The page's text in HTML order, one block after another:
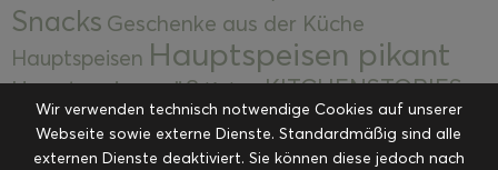
Snacks Geschenke aus der Küche
Hauptspeisen Hauptspeisen pikant
Hauptspeisen süßKekseKITCHENSTORIES
Kuchen, Torten & Desserts Kuchen und
Desserts Kulinarik Kulinarische Mitbringsel &
Wir verwenden technisch notwendige Cookies auf unserer
Webseite sowie externe Dienste. Standardmäßig sind alle
externen Dienste deaktiviert. Sie können diese jedoch nach